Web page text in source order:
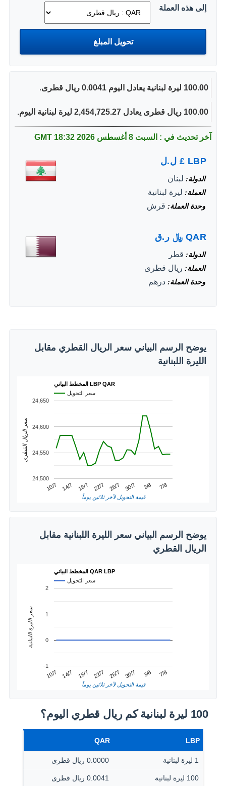
إلى هذه العملة
100.00 ليرة لبنانية يعادل اليوم 0.0041 ريال قطرى.
100.00 ريال قطرى يعادل 2,454,725.27 ليرة لبنانية اليوم.
آخر تحديث في : السبت 8 أغسطس 2026 18:32 GMT
LBP
£ ل.ل
الدولة لبنان
العملة ليرة لبنانية
وحدة العملة قرش
QAR ﷼ ر.ق
الدولة قطر
العملة ريال قطرى
وحدة العملة درهم
يوضح الرسم البياني سعر الريال القطري مقابل
الليرة اللبنانية
المخطط البياني LBP QAR
سعر التحويل
10/7 14/7 18/7 22/7 26/7 30/7 3/8 7/8
24,500
24,550
24,600
24,650
قيمة التحويل لآخر ثلاثين يوماً
سعر الريال القطري
يوضح الرسم البياني سعر الليرة اللبنانية مقابل
الريال القطري
المخطط البياني QAR LBP
سعر التحويل
10/7 14/7 18/7 22/7 26/7 30/7 3/8 7/8
-1
0
1
2
قيمة التحويل لآخر ثلاثين يوماً
سعر الليرة اللبنانية
100 ليرة لبنانية كم ريال قطري اليوم؟
LBP
QAR
1 ليرة لبنانية 0.0000 ريال قطرى
100 ليرة لبنانية 0.0041 ريال قطرى